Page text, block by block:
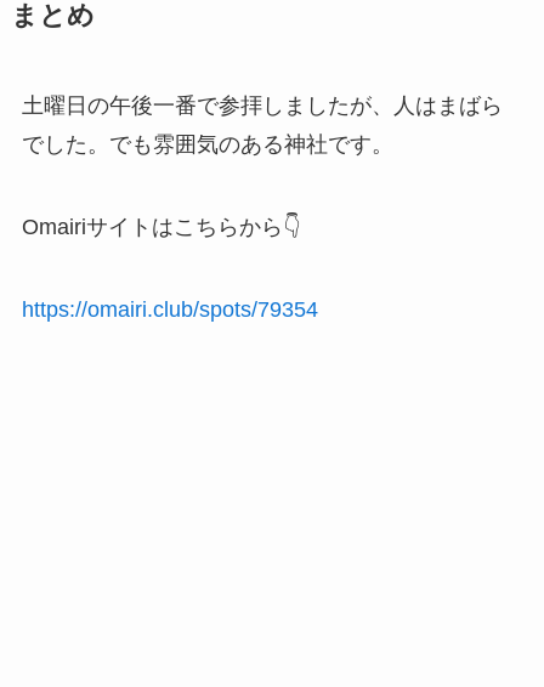
まとめ
土曜日の午後一番で参拝しましたが、人はまばら
でした。でも雰囲気のある神社です。
Omairiサイトはこちらから👇
https://omairi.club/spots/79354